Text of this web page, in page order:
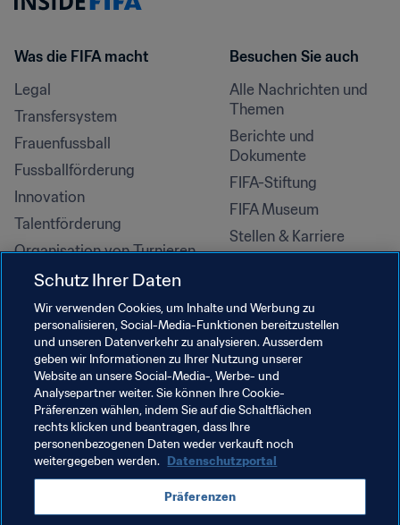
Was die FIFA macht
Legal
Transfersystem
Frauenfussball
Fussballförderung
Innovation
Talentförderung
Organisation von Turnieren
Nachhaltigkeit
Menschenrechte und
Antidiskriminierung
Gesundheit und Medizin
Bildungsinitiativen
Besuchen Sie auch
Alle Nachrichten und
Themen
Berichte und
Dokumente
FIFA-Stiftung
FIFA Museum
Stellen & Karriere
Schutz Ihrer Daten
Wir verwenden Cookies, um Inhalte und Werbung zu
personalisieren, Social-Media-Funktionen bereitzustellen
und unseren Datenverkehr zu analysieren. Ausserdem
geben wir Informationen zu Ihrer Nutzung unserer
Website an unsere Social-Media-, Werbe- und
Analysepartner weiter. Sie können Ihre Cookie-
Präferenzen wählen, indem Sie auf die Schaltflächen
rechts klicken und beantragen, dass Ihre
personenbezogenen Daten weder verkauft noch
weitergegeben werden. Datenschutzportal
Präferenzen